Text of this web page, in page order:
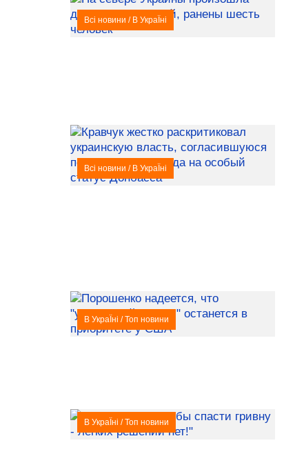
Всі новини / В УкраЇні
Всі новини / В УкраЇні
В УкраЇні /Топ новини
В УкраЇні /Топ новини